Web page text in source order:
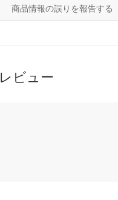
商品情報の誤りを報告する
レビュー